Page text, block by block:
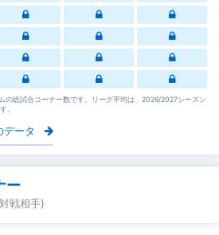
の総試合コーナー数です。リーグ平均は、2026/2027シーズン
。
データ
ー
戦相手)